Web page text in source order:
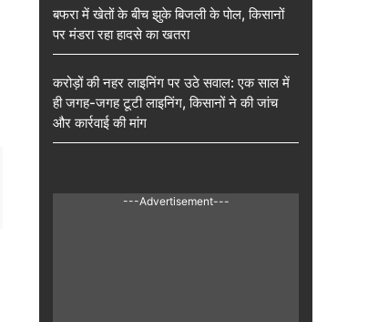
बफरा में खेतों के बीच झुके बिजली के पोल, किसानों
पर मंडरा रहा हादसे का खतरा
करोड़ों की नहर लाइनिंग पर उठे सवाल: एक साल में
ही जगह-जगह टूटी लाइनिंग, किसानों ने की जांच
और कार्रवाई की मांग
---Advertisement---